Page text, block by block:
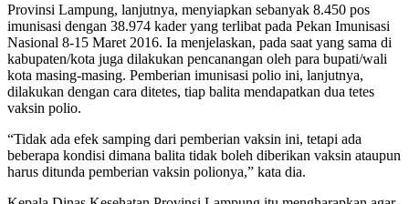
Provinsi Lampung, lanjutnya, menyiapkan sebanyak 8.450 pos
imunisasi dengan 38.974 kader yang terlibat pada Pekan Imunisasi
Nasional 8-15 Maret 2016. Ia menjelaskan, pada saat yang sama di
kabupaten/kota juga dilakukan pencanangan oleh para bupati/wali
kota masing-masing. Pemberian imunisasi polio ini, lanjutnya,
dilakukan dengan cara ditetes, tiap balita mendapatkan dua tetes
vaksin polio.
“Tidak ada efek samping dari pemberian vaksin ini, tetapi ada
beberapa kondisi dimana balita tidak boleh diberikan vaksin ataupun
harus ditunda pemberian vaksin polionya,” kata dia.